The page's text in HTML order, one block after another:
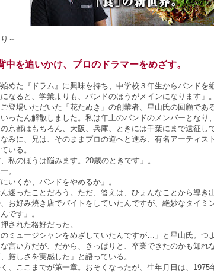
～
中を追いかけ、プロのドラマーをめざす。
始めた『ドラム』に興味を持ち、中学校３年生からバンドを
なると、学業よりも、バンドのほうがメインになります」。
登場いただいた「花たぬき」の創業者、星山氏の回顧であ
ったん解散しました。私は年上のバンドのメンバーとなり
京都はもちろん、大阪、兵庫、ときには千葉にまで遠征し
みに、兄は、そのままプロの道へと進み、有名アーティス
いる。
、私のほうは悩みます。20歳のときです」。
。
にいくか、バンドをやめるか」。
迷ったことだろう。ただ、答えは、ひょんなことから導き
、お好み焼き店でバイトをしていたんですが、絶妙なタイミ
です」。
された格好だった。
のミュージシャンをめざしていたんですが…」と星山氏。つ
言い方だが、だから、きっぱりと、卒業できたのかも知れ
厳しさを実感した」と語っている。
、ここまでが第一章。おそくなったが、生年月日は、1975